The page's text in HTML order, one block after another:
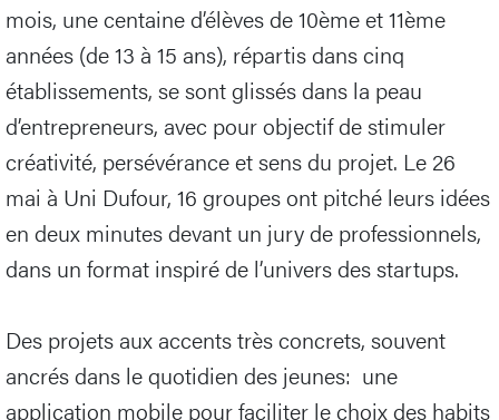
mois, une centaine d’élèves de 10ème et 11ème
années (de 13 à 15 ans), répartis dans cinq
établissements, se sont glissés dans la peau
d’entrepreneurs, avec pour objectif de stimuler
créativité, persévérance et sens du projet. Le 26
mai à Uni Dufour, 16 groupes ont pitché leurs idées
en deux minutes devant un jury de professionnels,
dans un format inspiré de l’univers des startups.
Des projets aux accents très concrets, souvent
ancrés dans le quotidien des jeunes: une
application mobile pour faciliter le choix des habits